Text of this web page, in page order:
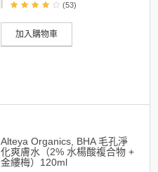
(53)
加入購物車
Alteya Organics, BHA 毛孔淨
化爽膚水（2% 水楊酸複合物 +
金縷梅）120ml